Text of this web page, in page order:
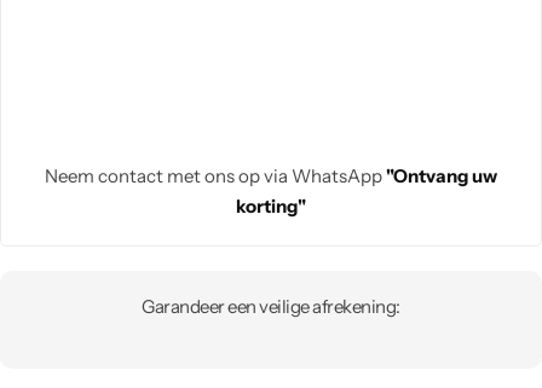
Neem contact met ons op via WhatsApp"Ontvang uw
korting"
Garandeer een veilige afrekening: